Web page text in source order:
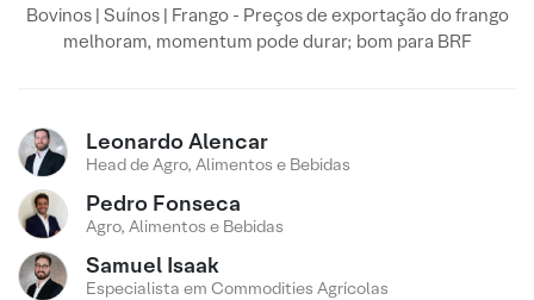
Bovinos | Suínos | Frango - Preços de exportação do frango
melhoram, momentum pode durar; bom para BRF
Leonardo Alencar
Head de Agro, Alimentos e Bebidas
Pedro Fonseca
Agro, Alimentos e Bebidas
Samuel Isaak
Especialista em Commodities Agrícolas